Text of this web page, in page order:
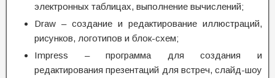
электронных таблицах, выполнение вычислений;
Draw – создание и редактирование иллюстраций,
рисунков, логотипов и блок-схем;
Impress – программа для создания и
редактирования презентаций для встреч, слайд-шоу